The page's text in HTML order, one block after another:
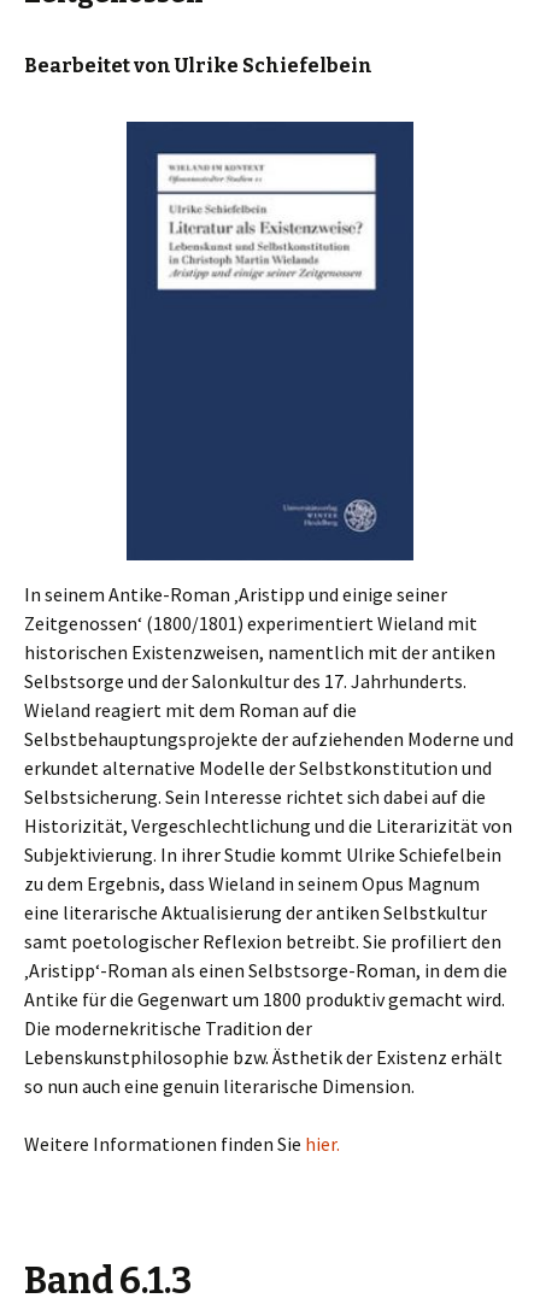
Bearbeitet von Ulrike Schiefelbein
In seinem Antike-Roman ‚Aristipp und einige seiner
Zeitgenossen‘ (1800/1801) experimentiert Wieland mit
historischen Existenzweisen, namentlich mit der antiken
Selbstsorge und der Salonkultur des 17. Jahrhunderts.
Wieland reagiert mit dem Roman auf die
Selbstbehauptungsprojekte der aufziehenden Moderne und
erkundet alternative Modelle der Selbstkonstitution und
Selbstsicherung. Sein Interesse richtet sich dabei auf die
Historizität, Vergeschlechtlichung und die Literarizität von
Subjektivierung. In ihrer Studie kommt Ulrike Schiefelbein
zu dem Ergebnis, dass Wieland in seinem Opus Magnum
eine literarische Aktualisierung der antiken Selbstkultur
samt poetologischer Reflexion betreibt. Sie profiliert den
‚Aristipp‘-Roman als einen Selbstsorge-Roman, in dem die
Antike für die Gegenwart um 1800 produktiv gemacht wird.
Die modernekritische Tradition der
Lebenskunstphilosophie bzw. Ästhetik der Existenz erhält
so nun auch eine genuin literarische Dimension.
Weitere Informationen finden Sie hier.
Band 6.1.3